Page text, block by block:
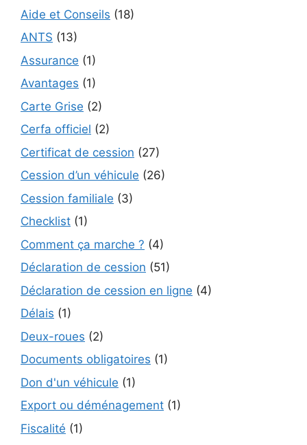
Aide et Conseils (18)
ANTS (13)
Assurance (1)
Avantages (1)
Carte Grise (2)
Cerfa officiel (2)
Certificat de cession (27)
Cession d’un véhicule (26)
Cession familiale (3)
Checklist (1)
Comment ça marche ? (4)
Déclaration de cession (51)
Déclaration de cession en ligne (4)
Délais (1)
Deux-roues (2)
Documents obligatoires (1)
Don d'un véhicule (1)
Export ou déménagement (1)
Fiscalité (1)